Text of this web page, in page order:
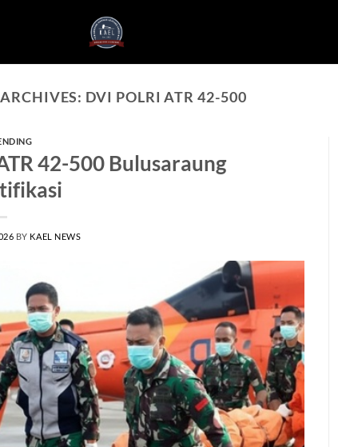
DVI POLRI ATR 42-500
42-500 Bulusaraung
BY KAEL NEWS